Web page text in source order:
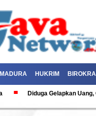
MADURA HUKRIM
Diduga Gelapkan Uang,